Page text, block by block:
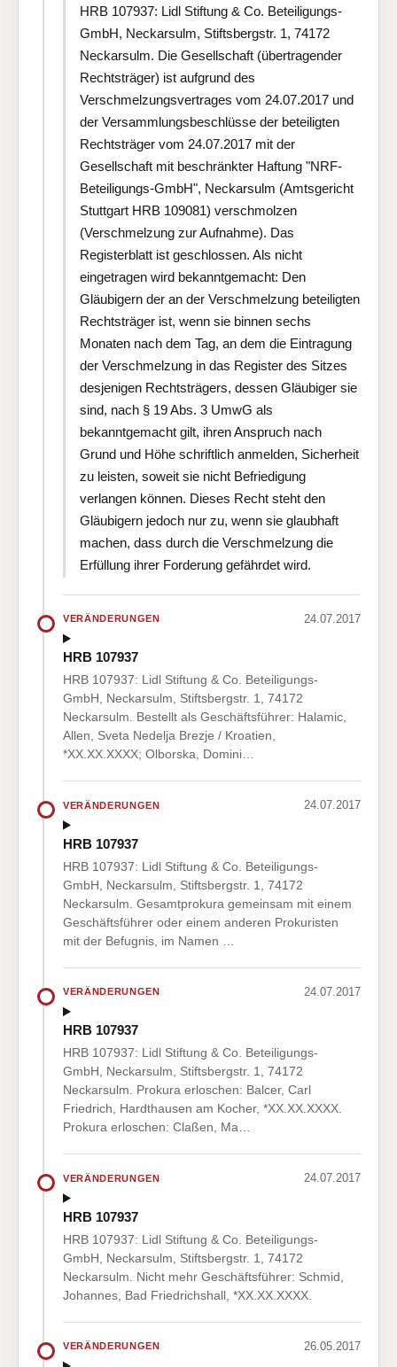
HRB 107937: Lidl Stiftung & Co. Beteiligungs-
GmbH, Neckarsulm, Stiftsbergstr. 1, 74172
Neckarsulm. Die Gesellschaft (übertragender
Rechtsträger) ist aufgrund des
Verschmelzungsvertrages vom 24.07.2017 und
der Versammlungsbeschlüsse der beteiligten
Rechtsträger vom 24.07.2017 mit der
Gesellschaft mit beschränkter Haftung "NRF-
Beteiligungs-GmbH", Neckarsulm (Amtsgericht
Stuttgart HRB 109081) verschmolzen
(Verschmelzung zur Aufnahme). Das
Registerblatt ist geschlossen. Als nicht
eingetragen wird bekanntgemacht: Den
Gläubigern der an der Verschmelzung beteiligten
Rechtsträger ist, wenn sie binnen sechs
Monaten nach dem Tag, an dem die Eintragung
der Verschmelzung in das Register des Sitzes
desjenigen Rechtsträgers, dessen Gläubiger sie
sind, nach § 19 Abs. 3 UmwG als
bekanntgemacht gilt, ihren Anspruch nach
Grund und Höhe schriftlich anmelden, Sicherheit
zu leisten, soweit sie nicht Befriedigung
verlangen können. Dieses Recht steht den
Gläubigern jedoch nur zu, wenn sie glaubhaft
machen, dass durch die Verschmelzung die
Erfüllung ihrer Forderung gefährdet wird.
VERÄNDERUNGEN 24.07.2017
HRB 107937
HRB 107937: Lidl Stiftung & Co. Beteiligungs-
GmbH, Neckarsulm, Stiftsbergstr. 1, 74172
Neckarsulm. Bestellt als Geschäftsführer: Halamic,
Allen, Sveta Nedelja Brezje / Kroatien,
*XX.XX.XXXX; Olborska, Domini…
VERÄNDERUNGEN 24.07.2017
HRB 107937
HRB 107937: Lidl Stiftung & Co. Beteiligungs-
GmbH, Neckarsulm, Stiftsbergstr. 1, 74172
Neckarsulm. Gesamtprokura gemeinsam mit einem
Geschäftsführer oder einem anderen Prokuristen
mit der Befugnis, im Namen …
VERÄNDERUNGEN 24.07.2017
HRB 107937
HRB 107937: Lidl Stiftung & Co. Beteiligungs-
GmbH, Neckarsulm, Stiftsbergstr. 1, 74172
Neckarsulm. Prokura erloschen: Balcer, Carl
Friedrich, Hardthausen am Kocher, *XX.XX.XXXX.
Prokura erloschen: Claßen, Ma…
VERÄNDERUNGEN 24.07.2017
HRB 107937
HRB 107937: Lidl Stiftung & Co. Beteiligungs-
GmbH, Neckarsulm, Stiftsbergstr. 1, 74172
Neckarsulm. Nicht mehr Geschäftsführer: Schmid,
Johannes, Bad Friedrichshall, *XX.XX.XXXX.
VERÄNDERUNGEN 26.05.2017